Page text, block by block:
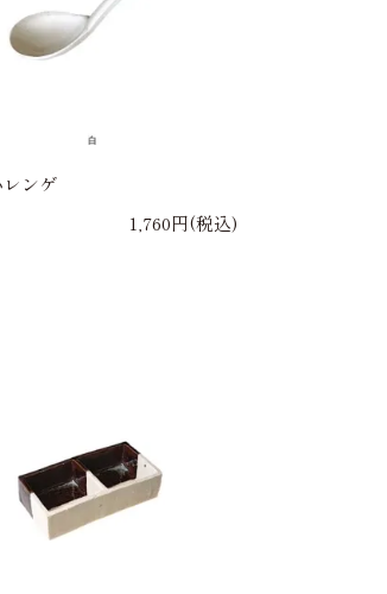
ンゲ
1,760円(税込)